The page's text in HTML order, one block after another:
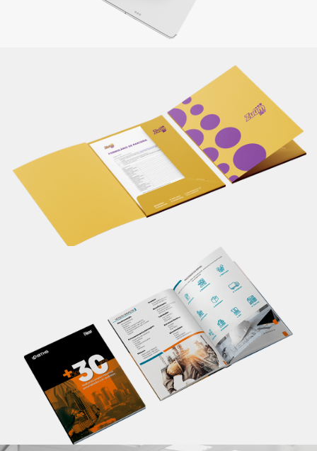
Não basta ser bom. Precisa mostrar que é! Elaboramos o
seu material de apresentação.
Apresente informações completas sobre seu
produto/serviço em um único lugar, de maneira
profissional. Um material personalizado impacta em
melhores resultados.
Saiba mais